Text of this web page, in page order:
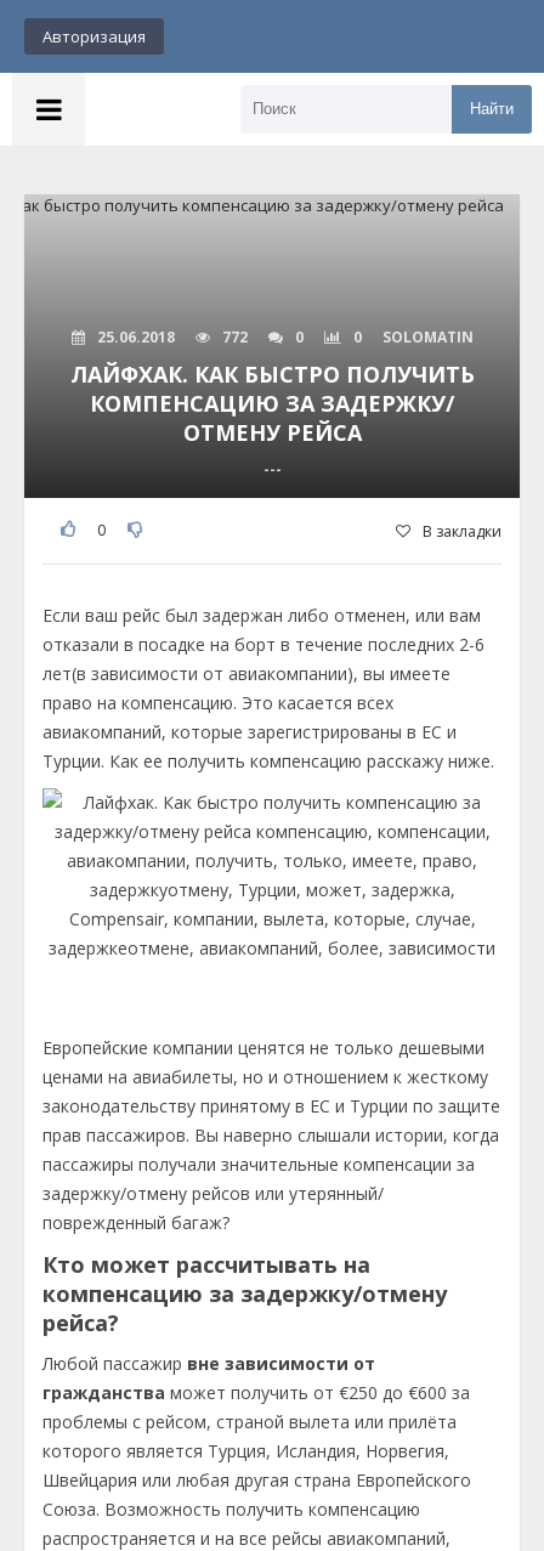
Авторизация
Найти
25.06.2018 772 0 0 SOLOMATIN
ЛАЙФХАК. КАК БЫСТРО ПОЛУЧИТЬ
КОМПЕНСАЦИЮ ЗА ЗАДЕРЖКУ/
ОТМЕНУ РЕЙСА
---
0 В закладки
Если ваш рейс был задержан либо отменен, или вам
отказали в посадке на борт в течение последних 2-6
лет(в зависимости от авиакомпании), вы имеете
право на компенсацию. Это касается всех
авиакомпаний, которые зарегистрированы в ЕС и
Турции. Как ее получить компенсацию расскажу ниже.
Европейские компании ценятся не только дешевыми
ценами на авиабилеты, но и отношением к жесткому
законодательству принятому в ЕС и Турции по защите
прав пассажиров. Вы наверно слышали истории, когда
пассажиры получали значительные компенсации за
задержку/отмену рейсов или утерянный/
поврежденный багаж?
Кто может рассчитывать на
компенсацию за задержку/отмену
рейса?
Любой пассажир вне зависимости от
гражданства может получить от €250 до €600 за
проблемы с рейсом, страной вылета или прилёта
которого является Турция, Исландия, Норвегия,
Швейцария или любая другая страна Европейского
Союза. Возможность получить компенсацию
распространяется и на все рейсы авиакомпаний,